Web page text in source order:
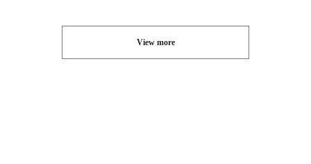
View more